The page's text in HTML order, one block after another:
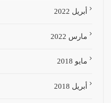
أبريل 2022
مارس 2022
مايو 2018
أبريل 2018